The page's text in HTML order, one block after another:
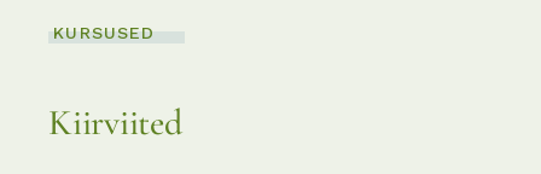
KURSUSED
Kiirviited